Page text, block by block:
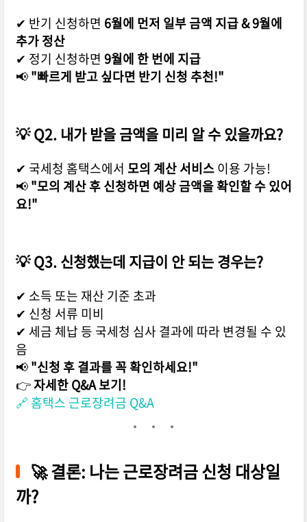
✔ 반기 신청하면 6월에 먼저 일부 금액 지급 & 9월에
추가 정산
✔ 정기 신청하면 9월에 한 번에 지급
📢"빠르게 받고 싶다면 반기 신청 추천!"
💡Q2. 내가 받을 금액을 미리 알 수 있을까요?
✔ 국세청 홈택스에서 모의 계산 서비스이용 가능!
📢"모의 계산 후 신청하면 예상 금액을 확인할 수 있어
요!"
💡Q3. 신청했는데 지급이 안 되는 경우는?
✔ 소득 또는 재산 기준 초과
✔ 신청 서류 미비
✔ 세금 체납 등 국세청 심사 결과에 따라 변경될 수 있
음
📢"신청 후 결과를 꼭 확인하세요!"
👉자세한 Q&A 보기!
🔗 홈택스 근로장려금 Q&A
🚀결론: 나는 근로장려금 신청 대상일
까?